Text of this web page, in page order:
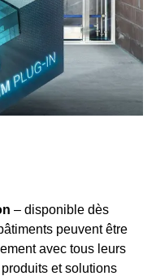
– disponible dès
peuvent être
avec tous leurs
et solutions